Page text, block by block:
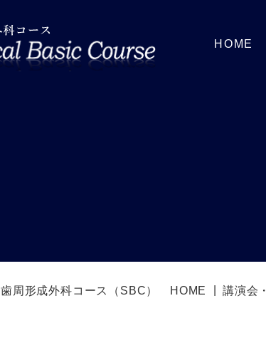
HOME
歯周形成外科コース（SBC） HOME 講演会